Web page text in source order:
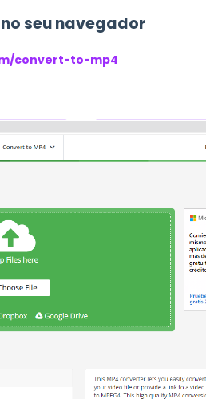
no seu navegador
convert-to-mp4